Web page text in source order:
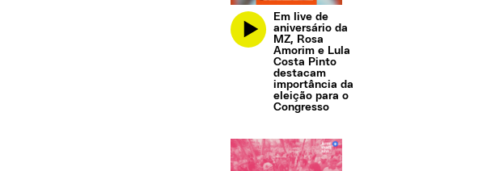
Em live de
aniversário da
MZ, Rosa
Amorim e Lula
Costa Pinto
destacam
importância da
eleição para o
Congresso